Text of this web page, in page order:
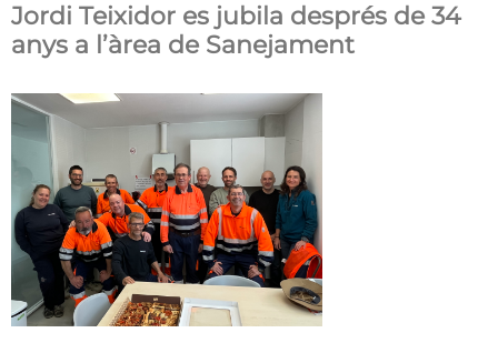
Jordi Teixidor es jubila després de 34
anys a l’àrea de Sanejament